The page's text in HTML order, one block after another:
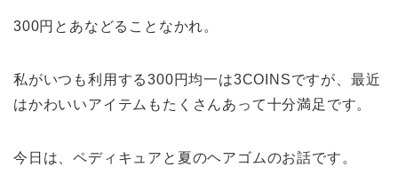
300円とあなどることなかれ。
私がいつも利用する300円均一は3COINSですが、最近
はかわいいアイテムもたくさんあって十分満足です。
今日は、ペディキュアと夏のヘアゴムのお話です。